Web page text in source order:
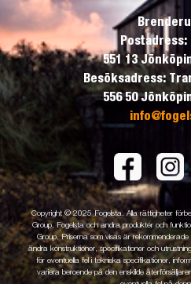
Postadress:
551 13
Besöksadress:
556 50
Copyright © 2025 Fogelsta. Alla rättigheter
Group. Fogelsta och andra produkter och
Group. Priserna som visas är
ändra konstruktioner, specifikationer och
för eventuella fel i tekniska specifikationer,
variera beroende på den enskilde